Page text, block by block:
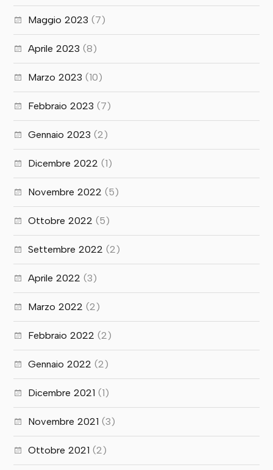
Maggio 2023 (7)
Aprile 2023 (8)
Marzo 2023 (10)
Febbraio 2023 (7)
Gennaio 2023 (2)
Dicembre 2022 (1)
Novembre 2022 (5)
Ottobre 2022 (5)
Settembre 2022 (2)
Aprile 2022 (3)
Marzo 2022 (2)
Febbraio 2022 (2)
Gennaio 2022 (2)
Dicembre 2021 (1)
Novembre 2021 (3)
Ottobre 2021 (2)